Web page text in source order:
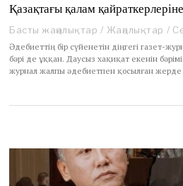
Қазақтағы қалам
Басты жаңалықтар / Жаңалықтар /
Әдебиеттің бір сүйенетін діңгегі газет-
бәрі де ұққан. Даусыз хақиқат екенін
журнал жалпы әдебиетпен қосылған жерде